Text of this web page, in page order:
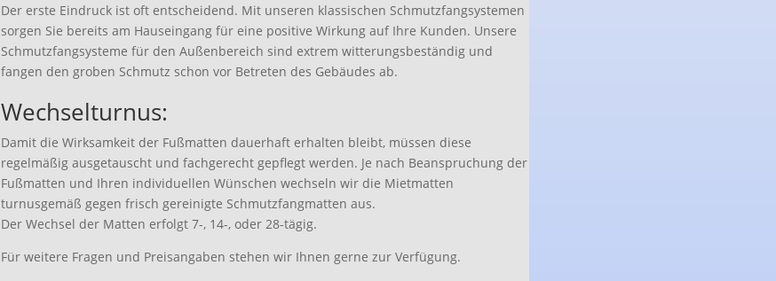
Der erste Eindruck ist oft entscheidend. Mit unseren klassischen Schmutzfangsystemen
sorgen Sie bereits am Hauseingang für eine positive Wirkung auf Ihre Kunden. Unsere
Schmutzfangsysteme für den Außenbereich sind extrem witterungsbeständig und
fangen den groben Schmutz schon vor Betreten des Gebäudes ab.
Wechselturnus:
Damit die Wirksamkeit der Fußmatten dauerhaft erhalten bleibt, müssen diese
regelmäßig ausgetauscht und fachgerecht gepflegt werden. Je nach Beanspruchung der
Fußmatten und Ihren individuellen Wünschen wechseln wir die Mietmatten
turnusgemäß gegen frisch gereinigte Schmutzfangmatten aus.
Der Wechsel der Matten erfolgt 7-, 14-, oder 28-tägig.
Für weitere Fragen und Preisangaben stehen wir Ihnen gerne zur Verfügung.